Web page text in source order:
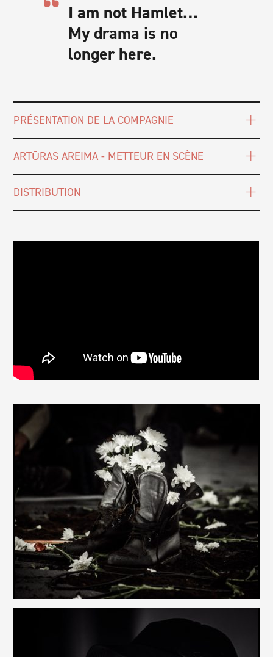
I am not Hamlet…
My drama is no
longer here.
PRÉSENTATION DE LA COMPAGNIE
ARTŪRAS AREIMA - METTEUR EN SCÈNE
DISTRIBUTION